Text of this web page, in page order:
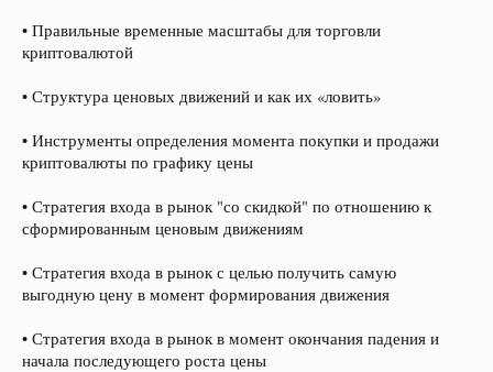
• Правильные временные масштабы для торговли
криптовалютой
• Структура ценовых движений и как их «ловить»
• Инструменты определения момента покупки и продажи
криптовалюты по графику цены
• Стратегия входа в рынок "со скидкой" по отношению к
сформированным ценовым движениям
• Стратегия входа в рынок с целью получить самую
выгодную цену в момент формирования движения
• Стратегия входа в рынок в момент окончания падения и
начала последующего роста цены